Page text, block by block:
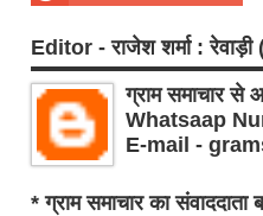
Editor - राजेश शर्मा : रेवाड़ी
ग्राम समाचार
Whatsaap
E-mail -
* ग्राम समाचार का